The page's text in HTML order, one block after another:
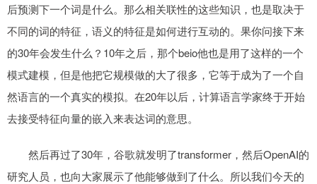
后预测下一个词是什么。那么相关联性的这些知识，也是取决于
不同的词的特征，语义的特征是如何进行互动的。果你问接下来
的30年会发生什么？10年之后，那个beio他也是用了这样的一个
模式建模，但是他把它规模做的大了很多，它等于成为了一个自
然语言的一个真实的模拟。在20年以后，计算语言学家终于开始
去接受特征向量的嵌入来表达词的意思。
然后再过了30年，谷歌就发明了transformer，然后OpenAI的
研究人员，也向大家展示了他能够做到了什么。所以我们今天的